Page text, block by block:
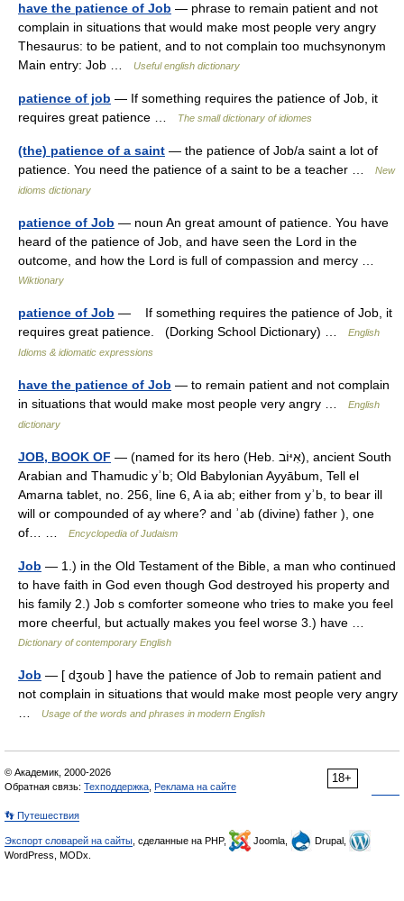
have the patience of Job — phrase to remain patient and not
complain in situations that would make most people very angry
Thesaurus: to be patient, and to not complain too muchsynonym
Main entry: Job …
Useful english dictionary
patience of job — If something requires the patience of Job, it
requires great patience …
The small dictionary of idiomes
(the) patience of a saint — the patience of Job/a saint a lot of
patience. You need the patience of a saint to be a teacher …
New
idioms dictionary
patience of Job — noun An great amount of patience. You have
heard of the patience of Job, and have seen the Lord in the
outcome, and how the Lord is full of compassion and mercy …
Wiktionary
patience of Job — If something requires the patience of Job, it
requires great patience. (Dorking School Dictionary) …
English
Idioms & idiomatic expressions
have the patience of Job — to remain patient and not complain
in situations that would make most people very angry …
English
dictionary
JOB, BOOK OF — (named for its hero (Heb. אִיּוֹב), ancient South
Arabian and Thamudic yʾb; Old Babylonian Ayyābum, Tell el
Amarna tablet, no. 256, line 6, A ia ab; either from yʾb, to bear ill
will or compounded of ay where? and ʾab (divine) father ), one
of… …
Encyclopedia of Judaism
Job — 1.) in the Old Testament of the Bible, a man who continued
to have faith in God even though God destroyed his property and
his family 2.) Job s comforter someone who tries to make you feel
more cheerful, but actually makes you feel worse 3.) have …
Dictionary of contemporary English
Job — [ dʒoub ] have the patience of Job to remain patient and
not complain in situations that would make most people very angry
Usage of the words and phrases in modern English
18+
© Академик, 2000-2026
Обратная связь: Техподдержка Реклама на сайте
👣 Путешествия
Экспорт словарей на сайты , сделанные на PHP, Joomla,
Drupal,
WordPress, MODx.